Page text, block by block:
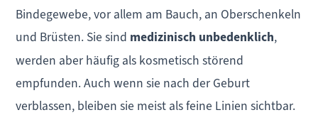
Bindegewebe, vor allem am Bauch, an Oberschenkeln
und Brüsten. Sie sind medizinisch unbedenklich,
werden aber häufig als kosmetisch störend
empfunden. Auch wenn sie nach der Geburt
verblassen, bleiben sie meist als feine Linien sichtbar.